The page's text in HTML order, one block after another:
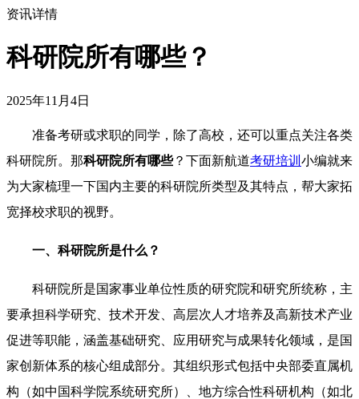
资讯详情
科研院所有哪些？
2025年11月4日
准备考研或求职的同学，除了高校，还可以重点关注各类
科研院所。那科研院所有哪些？下面新航道考研培训 小编就来
为大家梳理一下国内主要的科研院所类型及其特点，帮大家拓
宽择校求职的视野。
一、 科研院所是什么？
科研院所是国家事业单位性质的研究院和研究所统称，主
要承担科学研究、技术开发、高层次人才培养及高新技术产业
促进等职能，涵盖基础研究、应用研究与成果转化领域，是国
家创新体系的核心组成部分。其组织形式包括中央部委直属机
构（如中国科学院系统研究所）、地方综合性科研机构（如北